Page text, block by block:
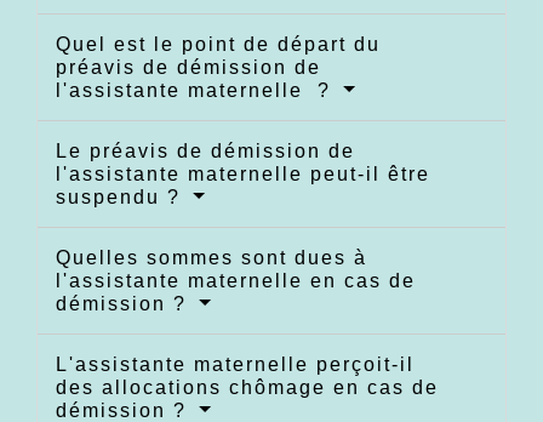
Quel est le point de départ du
préavis de démission de
l'assistante maternelle ?
Le préavis de démission de
l'assistante maternelle peut-il être
suspendu ?
Quelles sommes sont dues à
l'assistante maternelle en cas de
démission ?
L'assistante maternelle perçoit-il
des allocations chômage en cas de
démission ?